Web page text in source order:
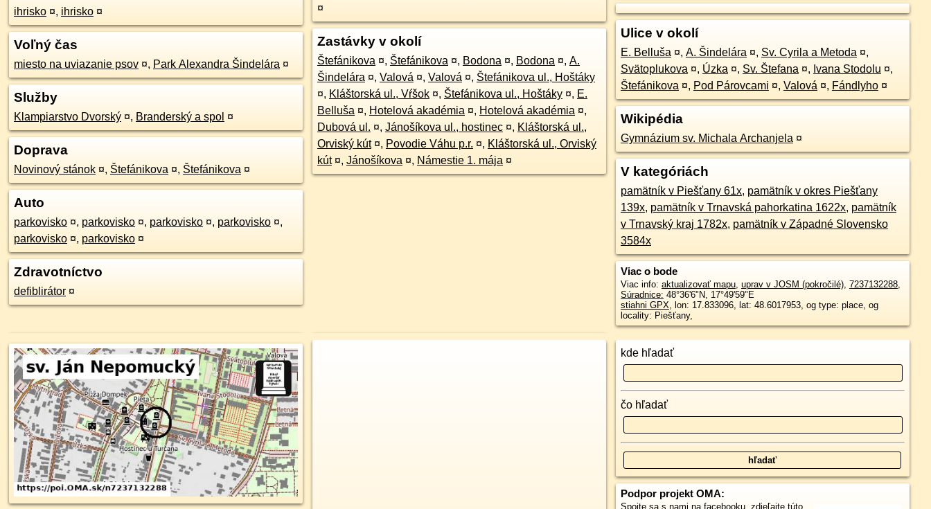
ihrisko ¤, ihrisko ¤
Voľný čas
miesto na uviazanie psov ¤, Park Alexandra Šindelára ¤
Služby
Klampiarstvo Dvorský ¤, Branderský a spol ¤
Doprava
Novinový stánok ¤, Štefánikova ¤, Štefánikova ¤
Auto
parkovisko ¤, parkovisko ¤, parkovisko ¤, parkovisko ¤,
parkovisko ¤, parkovisko ¤
Zdravotníctvo
defiblirátor ¤
¤
Zastávky v okolí
Štefánikova ¤, Štefánikova ¤, Bodona ¤, Bodona ¤, A.
Šindelára ¤, Valová ¤, Valová ¤, Štefánikova ul., Hoštáky
¤, Kláštorská ul., Vŕšok ¤, Štefánikova ul., Hoštáky ¤, E.
Belluša ¤, Hotelová akadémia ¤, Hotelová akadémia ¤,
Dubová ul. ¤, Jánošíkova ul., hostinec ¤, Kláštorská ul.,
Orviský kút ¤, Povodie Váhu p.r. ¤, Kláštorská ul., Orviský
kút ¤, Jánošíkova ¤, Námestie 1. mája ¤
Ulice v okolí
E. Belluša ¤, A. Šindelára ¤, Sv. Cyrila a Metoda ¤,
Svätoplukova ¤, Úzka ¤, Sv. Štefana ¤, Ivana Stodolu ¤,
Štefánikova ¤, Pod Párovcami ¤, Valová ¤, Fándlyho ¤
Wikipédia
Gymnázium sv. Michala Archanjela ¤
V kategóriách
pamätník v Piešťany 61x, pamätník v okres Piešťany
139x, pamätník v Trnavská pahorkatina 1622x, pamätník
v Trnavský kraj 1782x, pamätník v Západné Slovensko
3584x
Viac o bode
Viac info: aktualizovať mapu, uprav v JOSM (pokročilé), 7237132288,
Súradnice: 48°36'6"N, 17°49'59"E
stiahni GPX, lon: 17.833096, lat: 48.6017953, og type: place, og
locality: Piešťany,
kde hľadať
čo hľadať
Podpor projekt OMA:
Spojte sa s nami na facebooku, zdieľajte túto